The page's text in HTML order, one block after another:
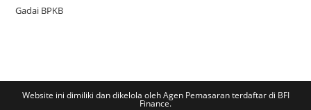
Gadai BPKB
Website ini dimiliki dan dikelola oleh Agen Pemasaran terdaftar di BFI
Finance.